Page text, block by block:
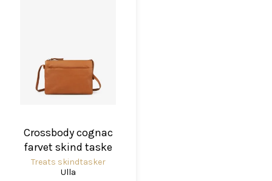
Crossbody cognac
farvet skind taske
Treats skindtasker
Ulla